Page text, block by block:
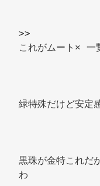
>>
これがムート× 一
緑特殊だけど安定
黒珠が金特これだ
わ